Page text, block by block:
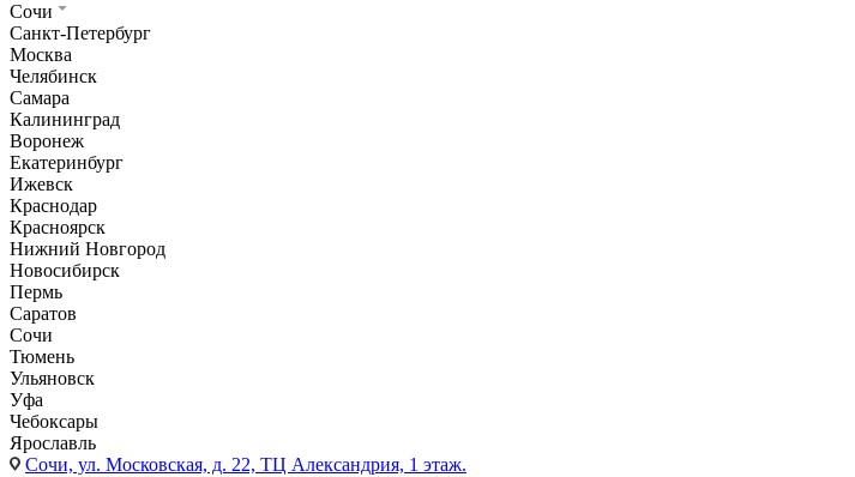
Сочи
Санкт-Петербург
Москва
Челябинск
Самара
Калининград
Воронеж
Екатеринбург
Ижевск
Краснодар
Красноярск
Нижний Новгород
Новосибирск
Пермь
Саратов
Сочи
Тюмень
Ульяновск
Уфа
Чебоксары
Ярославль
Сочи, ул. Московская, д. 22, ТЦ Александрия, 1 этаж.